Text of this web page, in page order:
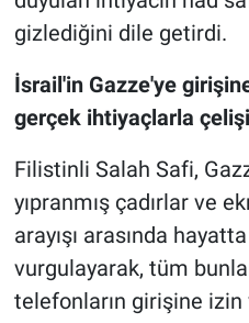
gizlediğini dile getirdi.
İsrail'in Gazze'ye
gerçek ihtiyaçlarla
Filistinli Salah Safi,
yıpranmış çadırlar ve
arayışı arasında
vurgulayarak, tüm
telefonların girişine